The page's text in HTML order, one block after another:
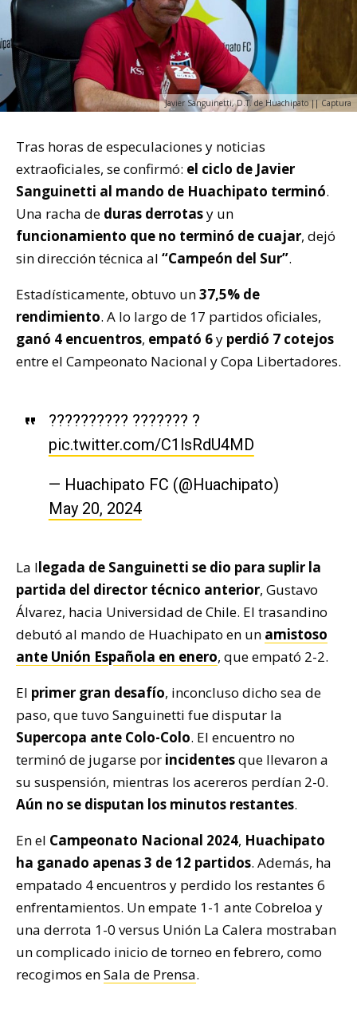
Javier Sanguinetti, D.T. de Huachipato || Captura
Tras horas de especulaciones y noticias
extraoficiales, se confirmó: el ciclo de Javier
Sanguinetti al mando de Huachipato terminó.
Una racha de duras derrotasy un
funcionamiento que no terminó de cuajar, dejó
sin dirección técnica al “Campeón del Sur”.
Estadísticamente, obtuvo un37,5% de
rendimiento. A lo largo de 17 partidos oficiales,
ganó 4 encuentros, empató 6y perdió 7 cotejos
entre el Campeonato Nacional y Copa Libertadores.
?????????? ??????? ?
pic.twitter.com/C1lsRdU4MD
— Huachipato FC (@Huachipato)
May 20, 2024
La llegada de Sanguinetti se dio para suplir la
partida del director técnico anterior, Gustavo
Álvarez, hacia Universidad de Chile. El trasandino
debutó al mando de Huachipato en un amistoso
ante Unión Española en enero, que empató 2-2.
El primer gran desafío, inconcluso dicho sea de
paso, que tuvo Sanguinetti fue disputar la
Supercopa ante Colo-Colo. El encuentro no
terminó de jugarse por incidentesque llevaron a
su suspensión, mientras los acereros perdían 2-0.
Aún no se disputan los minutos restantes.
En el Campeonato Nacional 2024, Huachipato
ha ganado apenas 3 de 12 partidos. Además, ha
empatado 4 encuentros y perdido los restantes 6
enfrentamientos. Un empate 1-1 ante Cobreloa y
una derrota 1-0 versus Unión La Calera mostraban
un complicado inicio de torneo en febrero, como
recogimos enSala de Prensa.